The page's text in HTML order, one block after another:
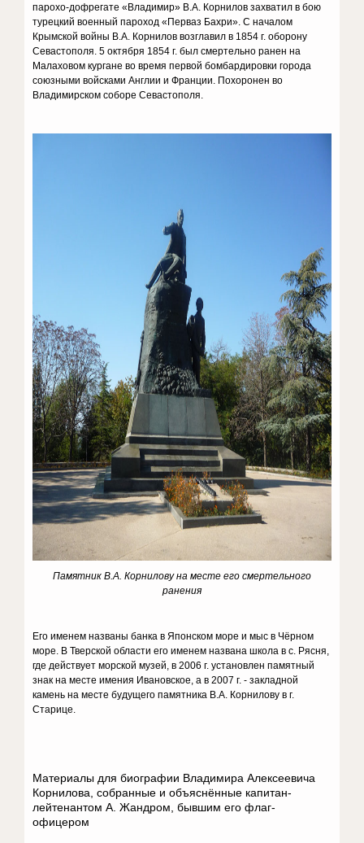
парохо-дофрегате «Владимир» В.А. Корнилов захватил в бою
турецкий военный пароход «Перваз Бахри». С началом
Крымской войны В.А. Корнилов возглавил в 1854 г. оборону
Севастополя. 5 октября 1854 г. был смертельно ранен на
Малаховом кургане во время первой бомбардировки города
союзными войсками Англии и Франции. Похоронен во
Владимирском соборе Севастополя.
Памятник В.А. Корнилову на месте его смертельного
ранения
Его именем названы банка в Японском море и мыс в Чёрном
море. В Тверской области его именем названа школа в с. Рясня,
где действует морской музей, в 2006 г. установлен памятный
знак на месте имения Ивановское, а в 2007 г. - закладной
камень на месте будущего памятника В.А. Корнилову в г.
Старице.
Материалы для биографии Владимира Алексеевича
Корнилова, собранные и объяснённые капитан-
лейтенантом А. Жандром, бывшим его флаг-
офицером